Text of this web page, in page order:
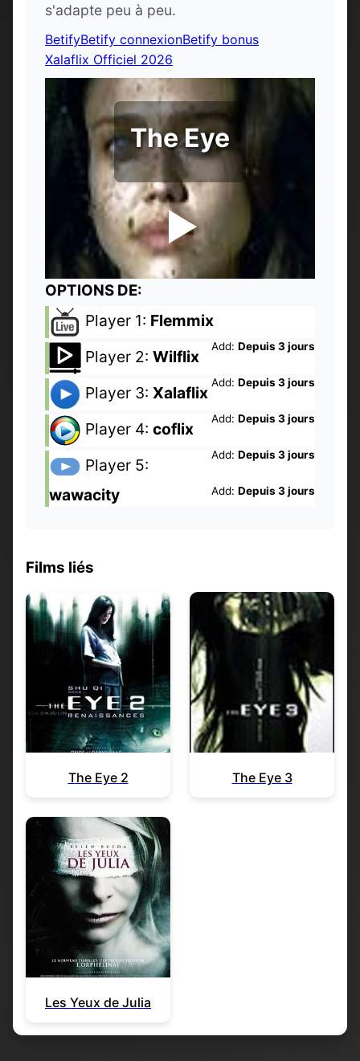
s'adapte peu à peu.
BetifyBetify connexionBetify bonus
Xalaflix Officiel 2026
The Eye
OPTIONS DE:
Player 1: Flemmix
Add: Depuis 3 jours
Player 2: Wilflix
Add: Depuis 3 jours
Player 3: Xalaflix
Add: Depuis 3 jours
Player 4: coflix
Add: Depuis 3 jours
Player 5:
wawacity
Add: Depuis 3 jours
Films liés
The Eye 2 The Eye 3
Les Yeux de Julia